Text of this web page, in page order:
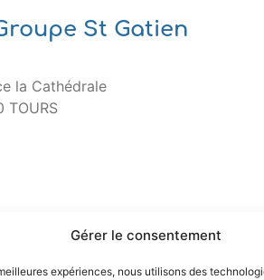
Gérer le consentement
expériences, nous utilisons des
St Gatien
la Cathédrale
TOURS